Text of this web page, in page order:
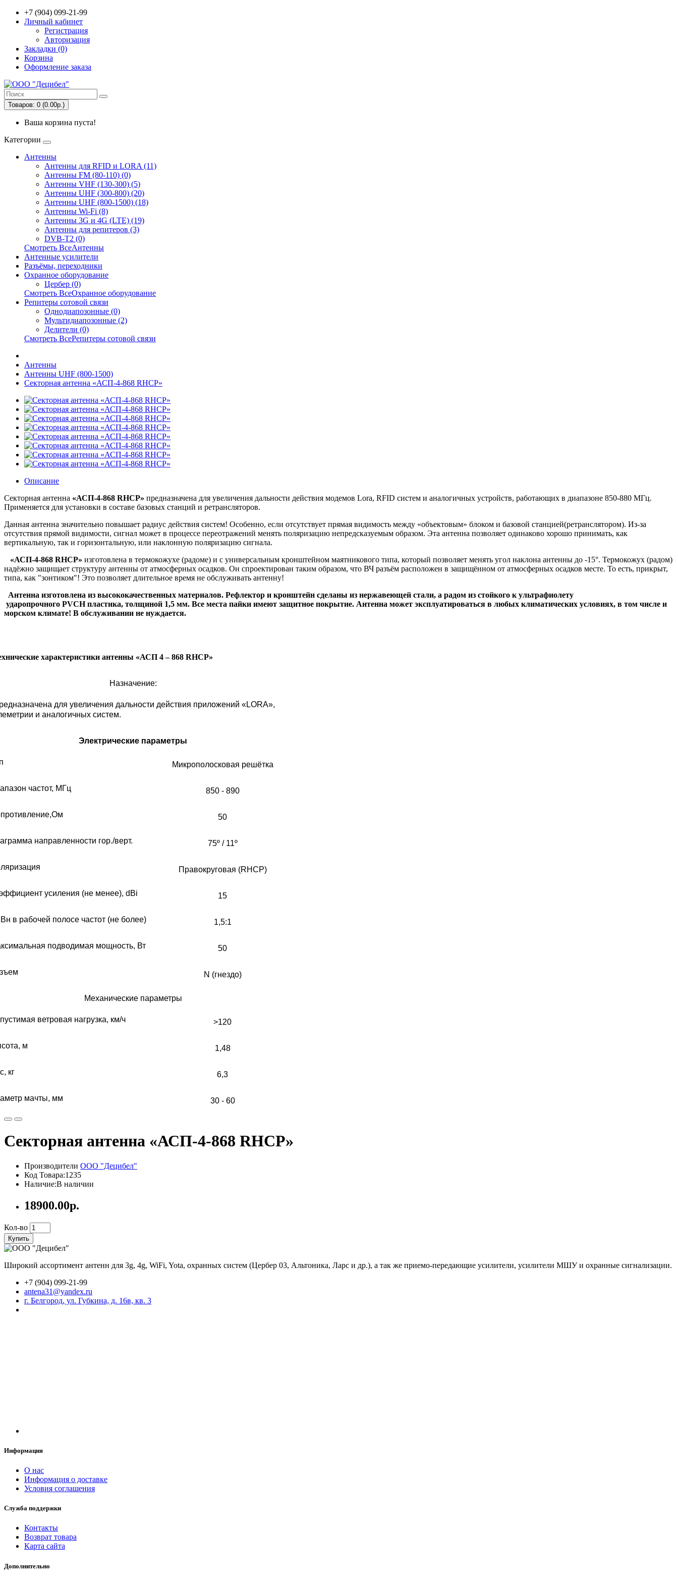
+7 (904) 099-21-99
Личный кабинет
Регистрация
Авторизация
Закладки (0)
Корзина
Оформление заказа
Товаров: 0 (0.00р.)
Ваша корзина пуста!
Категории
Антенны
Антенны для RFID и LORA (11)
Антенны FM (80-110) (0)
Антенны VHF (130-300) (5)
Антенны UHF (300-800) (20)
Антенны UHF (800-1500) (18)
Антенны Wi-Fi (8)
Антенны 3G и 4G (LTE) (19)
Антенны для репитеров (3)
DVB-T2 (0)
Смотреть ВсеАнтенны
Антенные усилители
Разъёмы, переходники
Охранное оборудование
Цербер (0)
Смотреть ВсеОхранное оборудование
Репитеры сотовой связи
Однодиапозонные (0)
Мультидиапозонные (2)
Делители (0)
Смотреть ВсеРепитеры сотовой связи
Антенны
Антенны UHF (800-1500)
Секторная антенна «АСП-4-868 RHCP»
Описание
Секторная антенна «АСП-4-868 RHCP» предназначена для увеличения дальности действия модемов Lora, RFID систем и аналогичных устройств, работающих в диапазоне 850-880 МГц.
Применяется для установки в составе базовых станций и ретрансляторов.
Данная антенна значительно повышает радиус действия систем! Особенно, если отсутствует прямая видимость между «объектовым» блоком и базовой станцией(ретранслятором). Из-за
отсутствия прямой видимости, сигнал может в процессе переотражений менять поляризацию непредсказуемым образом. Эта антенна позволяет одинаково хорошо принимать, как
вертикальную, так и горизонтальную, или наклонную поляризацию сигнала.
«АСП-4-868 RHCP» изготовлена в термокожухе (радоме) и с универсальным кронштейном маятникового типа, который позволяет менять угол наклона антенны до -15°. Термокожух (радом)
надёжно защищает структуру антенны от атмосферных осадков. Он спроектирован таким образом, что ВЧ разъём расположен в защищённом от атмосферных осадков месте. То есть, прикрыт,
типа, как "зонтиком"! Это позволяет длительное время не обслуживать антенну!
Антенна изготовлена из высококачественных материалов. Рефлектор и кронштейн сделаны из нержавеющей стали, а радом из стойкого к ультрафиолету
ударопрочного PVCHпластика, толщиной 1,5 мм. Все места пайки имеют защитное покрытие. Антенна может эксплуатироваться в любых климатических условиях, в том числе и
морском климате! В обслуживании не нуждается.
характеристики антенны «АСП 4 – 868 RHCP»
Назначение:
для увеличения дальности действия приложений «LORA»,
и аналогичных систем.
Электрические параметры
Микрополосковая решётка
частот, МГц 850 - 890
50
направленности гор./верт. 75º / 11º
Правокруговая (RHCP)
усиления (не менее), dBi 15
в рабочей полосе частот (не более) 1,5:1
подводимая мощность, Вт 50
N (гнездо)
Механические параметры
ветровая нагрузка, км/ч >120
м 1,48
кг 6,3
мачты, мм 30 - 60
Секторная антенна «АСП-4-868 RHCP»
Производители ООО "Децибел"
Код Товара:1235
Наличие:В наличии
18900.00р.
Кол-во
Купить
Широкий ассортимент антенн для 3g, 4g, WiFi, Yota, охранных систем (Цербер 03, Альтоника, Ларс и др.), а так же приемо-передающие усилители, усилители МШУ и охранные сигнализации.
+7 (904) 099-21-99
antena31@yandex.ru
г. Белгород, ул. Губкина, д. 16в, кв. 3
Информация
О нас
Информация о доставке
Условия соглашения
Служба поддержки
Контакты
Возврат товара
Карта сайта
Дополнительно